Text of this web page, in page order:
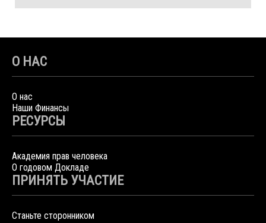
О НАС
О нас
Наши Финансы
РЕСУРСЫ
Академия прав человека
О годовом Докладе
ПРИНЯТЬ УЧАСТИЕ
Станьте сторонником